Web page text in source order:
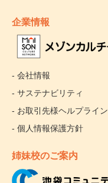
企業情報
- 会社情報
- サステナビリティ
- お取引先様ヘルプライン
- 個人情報保護方針
姉妹校のご案内